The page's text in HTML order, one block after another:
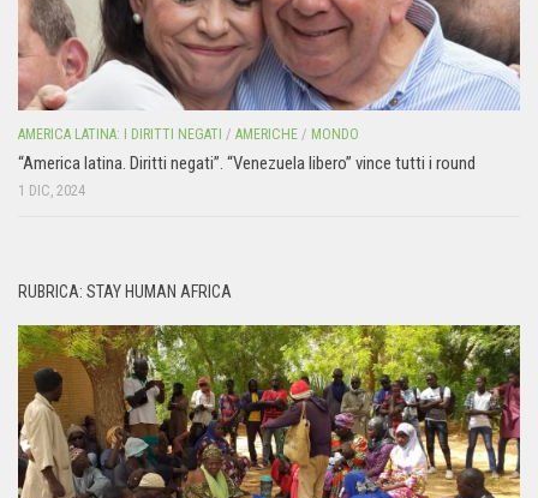
AMERICA LATINA: I DIRITTI NEGATI / AMERICHE / MONDO
“America latina. Diritti negati”. “Venezuela libero” vince tutti i round
1 DIC, 2024
RUBRICA: STAY HUMAN AFRICA